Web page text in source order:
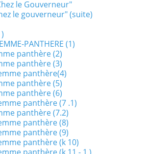
le Gouverneur"
le gouverneur" (suite)
PANTHERE (1)
panthère (2)
panthère (3)
panthère(4)
panthère (5)
panthère (6)
panthère (7 .1)
panthère (7.2)
panthère (8)
panthère (9)
panthère (k 10)